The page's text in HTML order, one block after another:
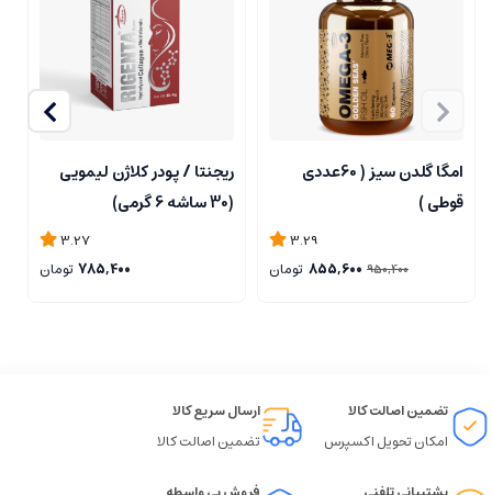
امگا گلدن سیز ( 60عددی
قوطی )
3.29
950,400
855,600 تومان
ريجنتا / پودر كلاژن لیمویی
(30 ساشه 6 گرمی)
3.27
785,400 تومان
تضمین اصالت کالا
امکان تحویل اکسپرس
ارسال سریع کالا
تضمین اصالت کالا